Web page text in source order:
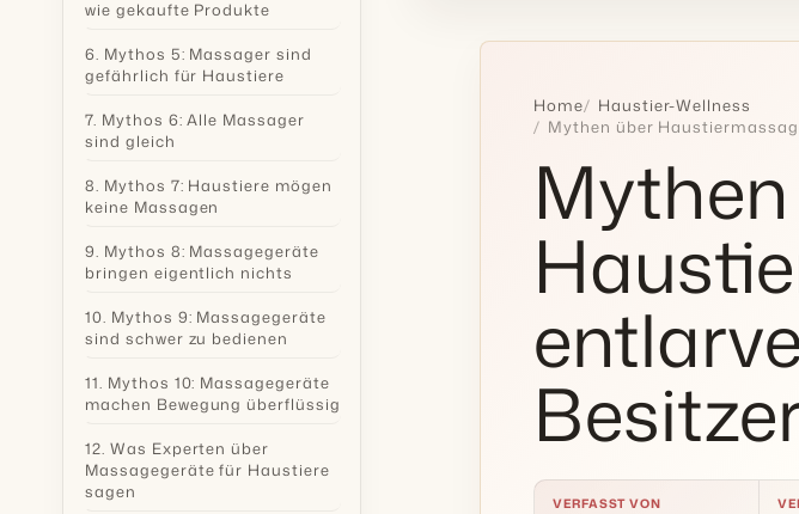
wie gekaufte Produkte
6. Mythos 5: Massager sind
gefährlich für Haustiere
7. Mythos 6: Alle Massager
sind gleich
8. Mythos 7: Haustiere mögen
keine Massagen
9. Mythos 8: Massagegeräte
bringen eigentlich nichts
10. Mythos 9: Massagegeräte
sind schwer zu bedienen
11. Mythos 10: Massagegeräte
machen Bewegung überflüssig
12. Was Experten über
Massagegeräte für Haustiere
sagen
Home
Haustier-Wellness
Mythen über
VERFASST VON